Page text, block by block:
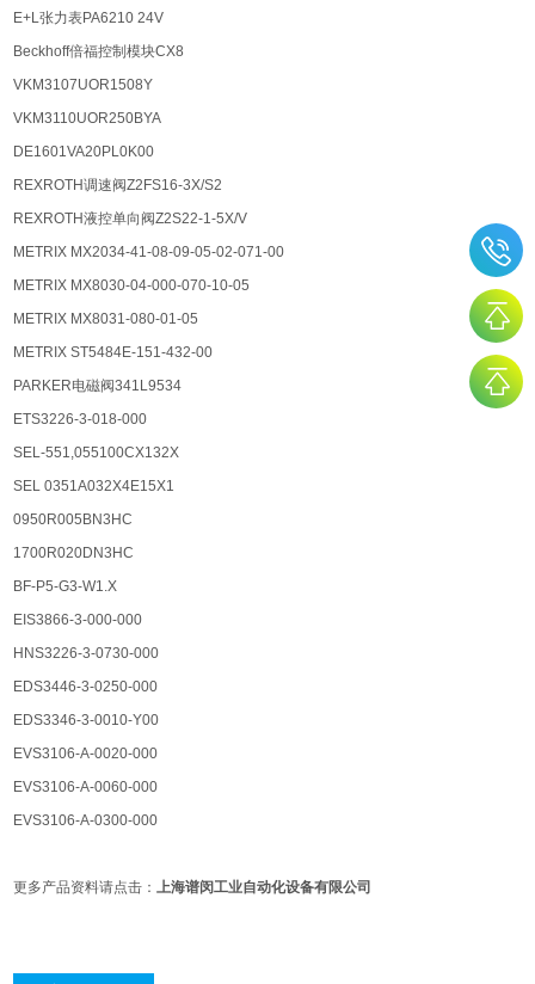
E+L张力表PA6210 24V
Beckhoff倍福控制模块CX8
VKM3107UOR1508Y
VKM3110UOR250BYA
DE1601VA20PL0K00
REXROTH调速阀Z2FS16-3X/S2
REXROTH液控单向阀Z2S22-1-5X/V
METRIX MX2034-41-08-09-05-02-071-00
METRIX MX8030-04-000-070-10-05
METRIX MX8031-080-01-05
METRIX ST5484E-151-432-00
PARKER电磁阀341L9534
ETS3226-3-018-000
SEL-551,055100CX132X
SEL 0351A032X4E15X1
0950R005BN3HC
1700R020DN3HC
BF-P5-G3-W1.X
EIS3866-3-000-000
HNS3226-3-0730-000
EDS3446-3-0250-000
EDS3346-3-0010-Y00
EVS3106-A-0020-000
EVS3106-A-0060-000
EVS3106-A-0300-000
更多产品资料请点击：上海谱闵⼯业⾃动化设备有限公司